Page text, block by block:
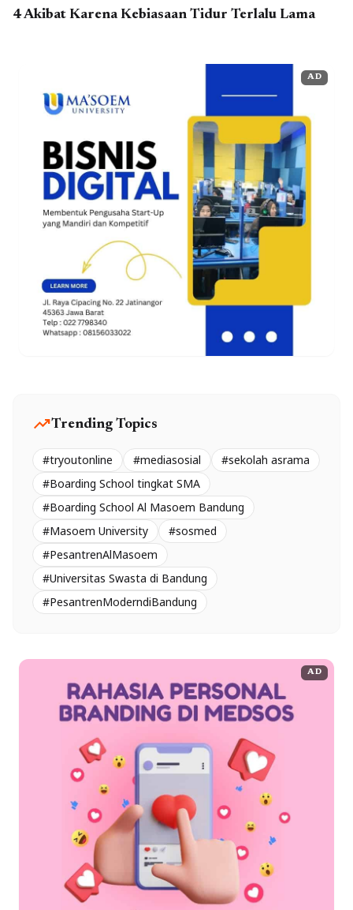
4 Akibat Karena Kebiasaan Tidur Terlalu Lama
AD
trending_upTrending Topics
#tryoutonline #mediasosial
#sekolah asrama
#Boarding School tingkat SMA
#Boarding School Al Masoem Bandung
#Masoem University
#sosmed
#PesantrenAlMasoem
#Universitas Swasta di Bandung
#PesantrenModerndiBandung
AD